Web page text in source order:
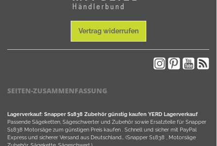
Vertrag widerrufen
SEITEN-ZUSAMMENFASSUNG
Lagerverkauf: Snapper S1838 Zubehör günstig kaufen YERD Lagerverkauf
Passende Sägeketten, Sägeschwerter und Zubehör sowie Ersatzteile für Snapper
S1838 Motorsäge zum günstigen Preis kaufen . Schnell und sicher mit PayPal
Express und sicherer Versand aus Deutschland… (Snapper S1838 , Motorsäge